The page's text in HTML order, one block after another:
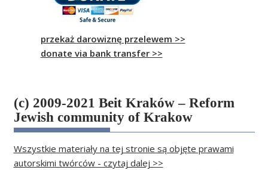
przekaż darowiznę przelewem >>
donate via bank transfer >>
(c) 2009-2021 Beit Kraków – Reform
Jewish community of Krakow
Wszystkie materiały na tej stronie są objęte prawami
autorskimi twórców - czytaj dalej >>